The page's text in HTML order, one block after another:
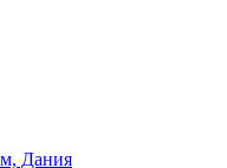
Дания